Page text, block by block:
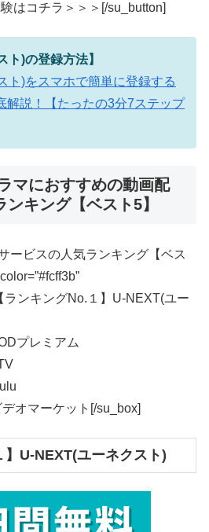
はコチラ＞＞＞[/su_button]
ト)の登録方法】
ト)をスマホで簡単に登録する
解説！【たったの3分7ステップ
マにおすすめの動画配
キング【ベスト5】
ービスの人気ランキング【ベス
ランキングNo.１】U-NEXT(ユー
プレミアム
オマーケット[/su_box]
】U-NEXT(ユーネクスト)